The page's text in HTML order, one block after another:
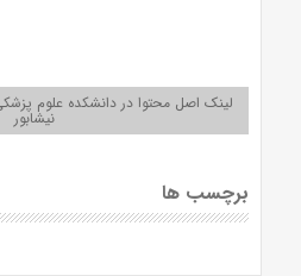
لینک اصل محتوا در دانشکده علوم
نیشابور
برچسب ها